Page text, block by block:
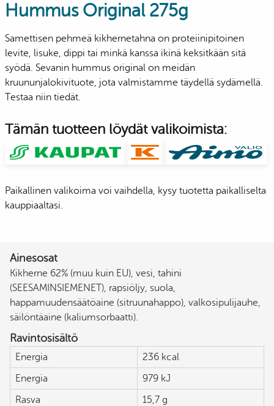
Hummus Original 275g
Samettisen pehmeä kikhernetahna on proteiinipitoinen
levite, lisuke, dippi tai minkä kanssa ikinä keksitkään sitä
syödä. Sevanin hummus original on meidän
kruununjalokivituote, jota valmistamme täydellä sydämellä.
Testaa niin tiedät.
Tämän tuotteen löydät valikoimista:
Paikallinen valikoima voi vaihdella, kysy tuotetta paikalliselta
kauppiaaltasi.
Ainesosat
Kikherne 62% (muu kuin EU), vesi, tahini
(SEESAMINSIEMENET), rapsiöljy, suola,
happamuudensäätöaine (sitruunahappo), valkosipulijauhe,
säilöntäaine (kaliumsorbaatti).
Ravintosisältö
Energia
236 kcal
Energia
979 kJ
Rasva
15,7 g